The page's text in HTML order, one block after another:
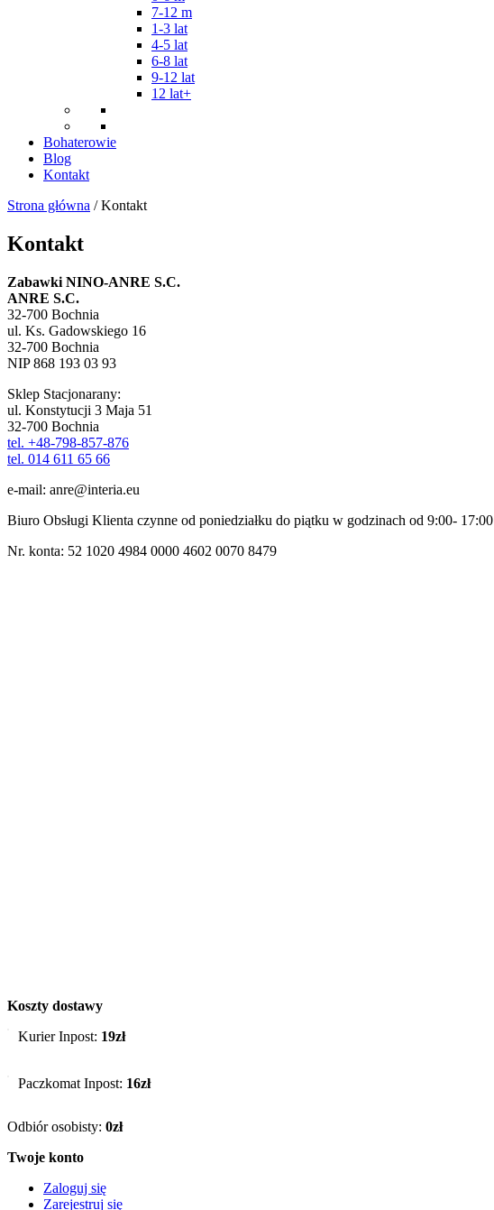
7-12 m
1-3 lat
4-5 lat
6-8 lat
9-12 lat
12 lat+
Bohaterowie
Blog
Kontakt
Strona główna / Kontakt
Kontakt
Zabawki NINO-ANRE S.C.
ANRE S.C.
32-700 Bochnia
ul. Ks. Gadowskiego 16
32-700 Bochnia
NIP 868 193 03 93
Sklep Stacjonarany:
ul. Konstytucji 3 Maja 51
32-700 Bochnia
tel. +48-798-857-876
tel. 014 611 65 66
e-mail: anre@interia.eu
Biuro Obsługi Klienta czynne od poniedziałku do piątku w godzinach od 9:00- 17:00
Nr. konta: 52 1020 4984 0000 4602 0070 8479
Koszty dostawy
Kurier Inpost: 19zł
Paczkomat Inpost: 16zł
Odbiór osobisty: 0zł
Twoje konto
Zaloguj się
Zarejestruj się